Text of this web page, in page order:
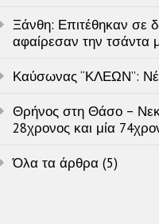
Ξάνθη: Επιτέθηκαν σε
αφαίρεσαν την τσάντα
Καύσωνας “ΚΛΕΩΝ”:
Θρήνος στη Θάσο –
28χρονος και μία
Όλα τα άρθρα (5)